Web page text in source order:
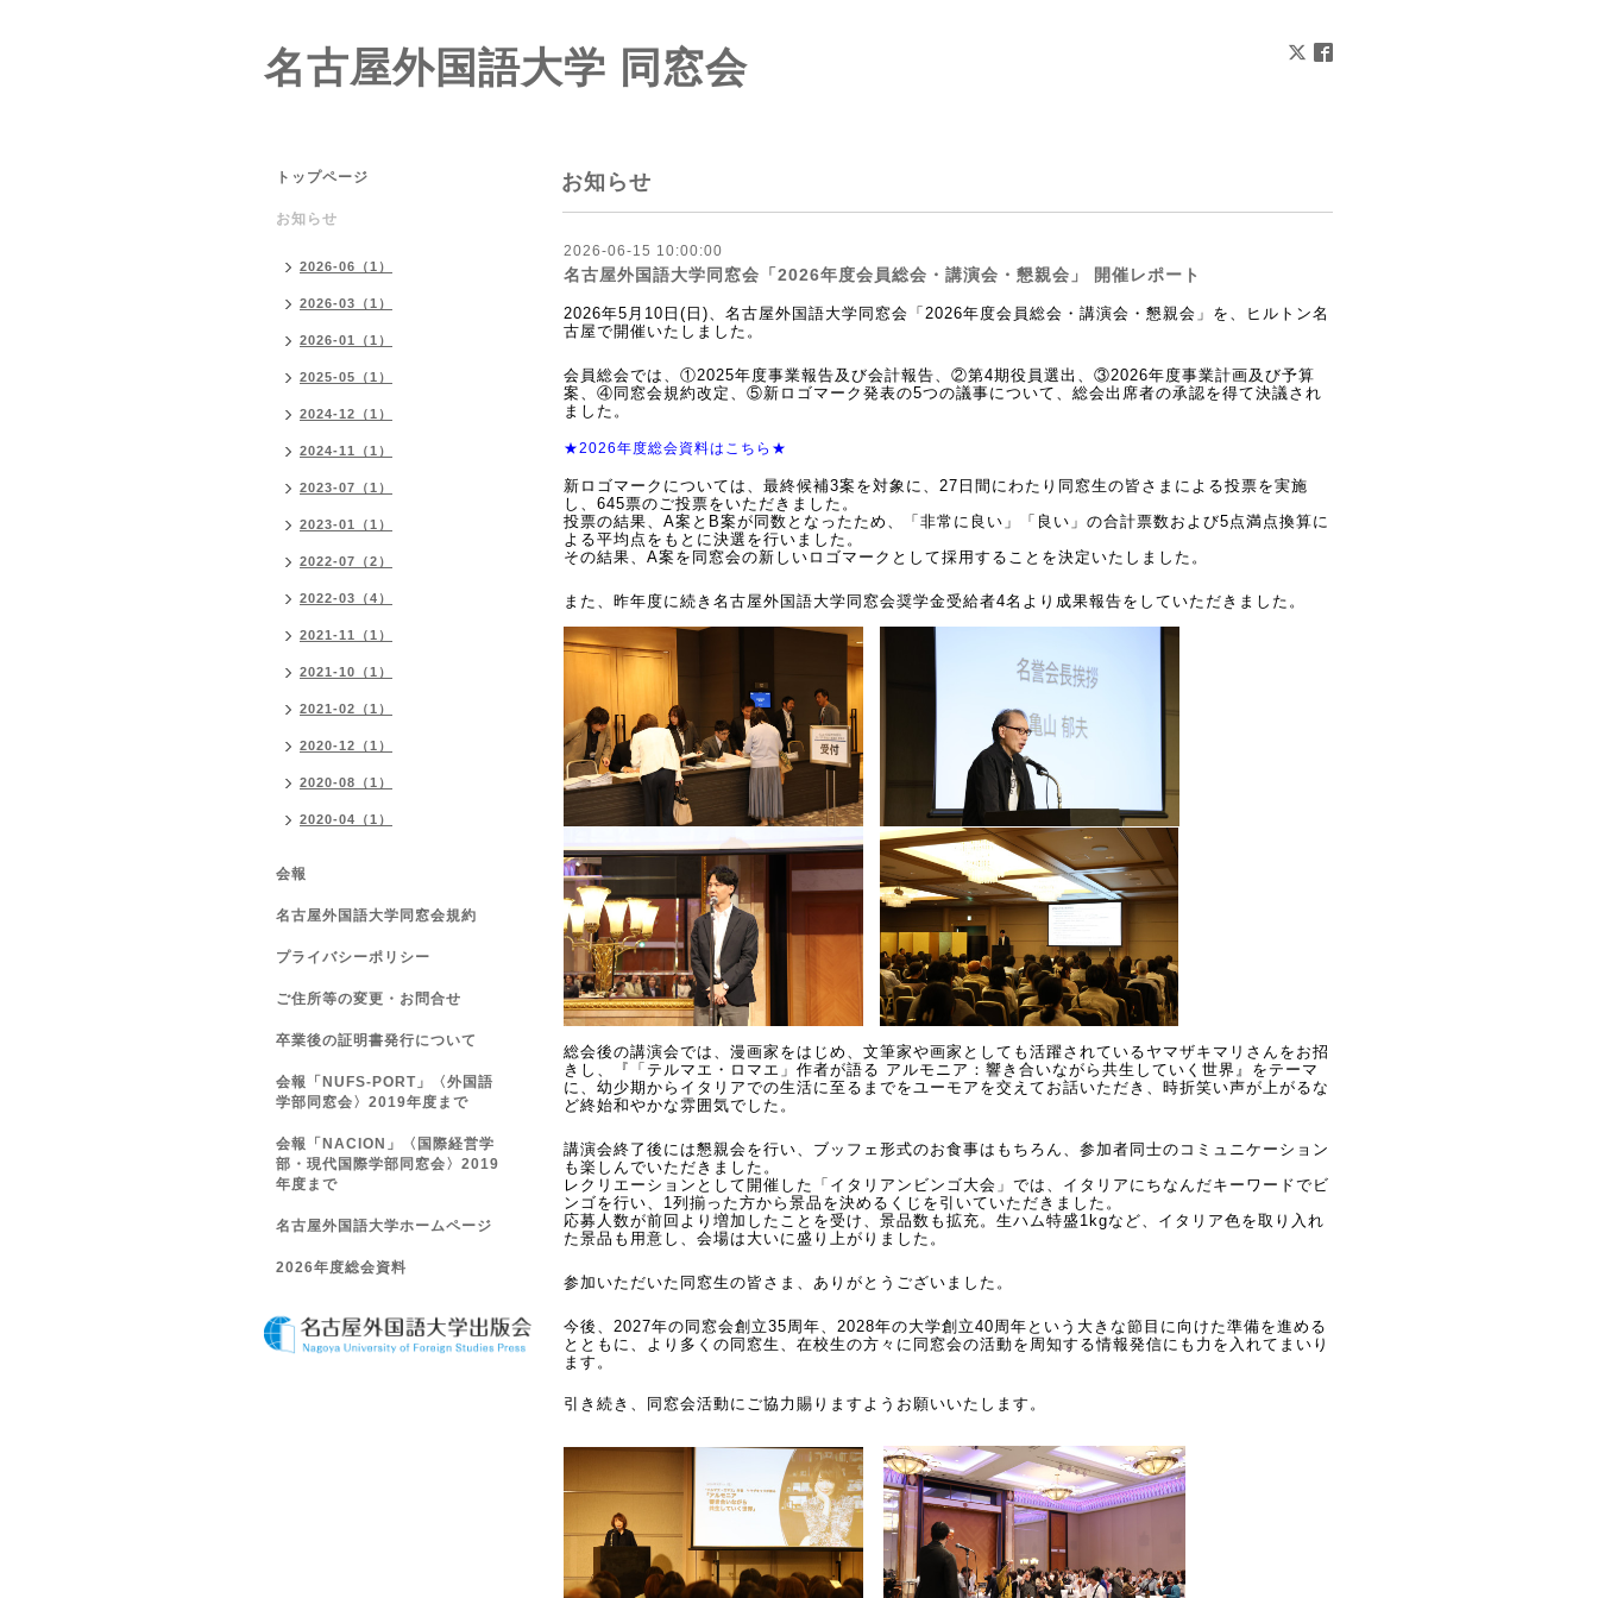
名古屋外国語大学 同窓会
お知らせ
2026-06-15 10:00:00
名古屋外国語大学同窓会「2026年度会員総会・講演会・懇親会」 開催レポート
2026年5月10日(日)、名古屋外国語大学同窓会「2026年度会員総会・講演会・懇親会」を、
ヒルトン名
古屋で開催いたしました。
会員総会では、①2025年度事業報告及び会計報告、②第4期役員選出 、③2026年度事業計画及び予算
案、④ 同窓会規約改定、⑤新ロゴマーク発表の5つの議事について、総会出席者の承認を得て決議され
ました。
★2026年度総会資料はこちら★
新ロゴマークについては、最終候補3案を対象に、27日間にわたり同窓生の皆さまによる投票を実施
し、645票のご投票をいただきました。
投票の結果、A案とB案が同数となったため、「非常に良い」「良い」の合計票数および5点満点換算に
よる平均点をもとに決選を行いました。
その結果、A案を同窓会の新しいロゴマークとして採用することを決定いたしました。
また、昨年度に続き名古屋外国語大学同窓会奨学金受給者4名より成果報告をしていただきました。
総会後の講演会では、漫画家をはじめ、文筆家や画家としても活躍されているヤマザキマリさんをお招
きし、『「テルマエ・ロマエ」作者が語る アルモニア：響き合いながら共生していく世界』をテーマ
に、幼少期からイタリアでの生活に至るまでをユーモアを交えてお話いただき、時折笑い声が上がるな
ど終始和やかな雰囲気でした。
講演会終了後には懇親会を行い、ブッフェ形式のお食事はもちろん、参加者同士のコミュニケーション
も楽しんでいただきました。
レクリエーションとして開催した「イタリアンビンゴ大会」では、イタリアにちなんだキーワードでビ
ンゴを行い、1列揃った方から景品を決めるくじを引いていただきました。
応募人数が前回より増加したことを受け、景品数も拡充。生ハム特盛1kgなど、イタリア色を取り入れ
た景品も用意し、会場は大いに盛り上がりました。
参加いただいた同窓生の皆さま、ありがとうございました。
今後、2027年の同窓会創立35周年、2028年の大学創立40周年という大きな節目に向けた準備を進める
とともに、より多くの同窓生、在校生の方々に同窓会の活動を周知する情報発信にも力を入れてまいり
ます。
引き続き、同窓会活動にご協力賜りますようお願いいたします。
トップページ
お知らせ
2026-06（1）
2026-03（1）
2026-01（1）
2025-05（1）
2024-12（1）
2024-11（1）
2023-07（1）
2023-01（1）
2022-07（2）
2022-03（4）
2021-11（1）
2021-10（1）
2021-02（1）
2020-12（1）
2020-08（1）
2020-04（1）
会報
名古屋外国語大学同窓会規約
プライバシーポリシー
ご住所等の変更・お問合せ
卒業後の証明書発行について
会報「NUFS-PORT」〈外国語
学部同窓会〉2019年度まで
会報「NACION」〈国際経営学
部・現代国際学部同窓会〉2019
年度まで
名古屋外国語大学ホームページ
2026年度総会資料